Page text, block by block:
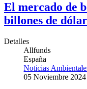
El mercado de
billones de
Detalles
Allfunds
España
Noticias
05 Noviembre 2024